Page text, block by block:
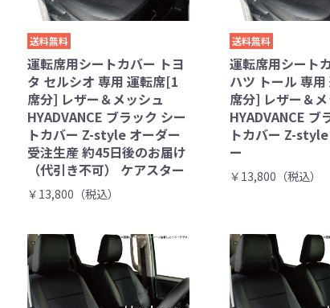
送料無料
運転席用シートカバー トヨ
タ セルシオ 専用 運転席[1
席分] レザー＆メッシュ
HYADVANCE ブラック シー
トカバー Z-style オーダー
受注生産 約45日後のお届け
（代引き不可） ケアスター
￥13,800（税込）
送料無料
運転席用シート
ハツ トール 専
席分] レザー＆
HYADVANCE ブ
トカバー Z-
ー
￥13,800（税込）